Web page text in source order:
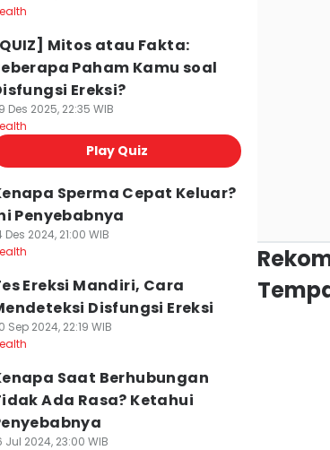
Mitos atau Fakta:
Paham Kamu soal
Ereksi?
Des 2025, 22:35 WIB
Play Quiz
Sperma Cepat Keluar?
Penyebabnya
Des 2024, 21:00 WIB
Ereksi Mandiri, Cara
Disfungsi Ereksi
Sep 2024, 22:19 WIB
Saat Berhubungan
Ada Rasa? Ketahui
Jul 2024, 23:00 WIB